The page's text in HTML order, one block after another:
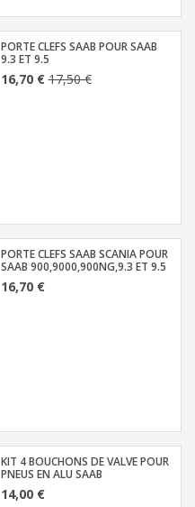
PORTE CLEFS SAAB POUR SAAB
9.3 ET 9.5
16,70 €17,50 €
PORTE CLEFS SAAB SCANIA POUR
SAAB 900,9000,900NG,9.3 ET 9.5
16,70 €
KIT 4 BOUCHONS DE VALVE POUR
PNEUS EN ALU SAAB
14,00 €